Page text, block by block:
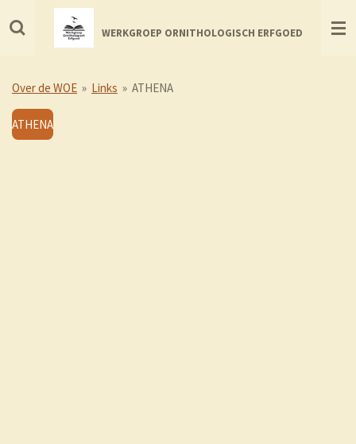
direct
hoofdinhoud
WERKGROEP ORNITHOLOGISCH ERFGOED
Over de WOE » Links » ATHENA
ATHENA